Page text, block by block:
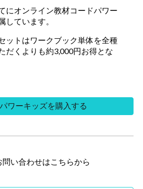
にオンライン教材コードパワー
しています。
ットはワークブック単体を全種
だくよりも約3,000円お得とな
ワーキッズを購入する
問い合わせはこちらから